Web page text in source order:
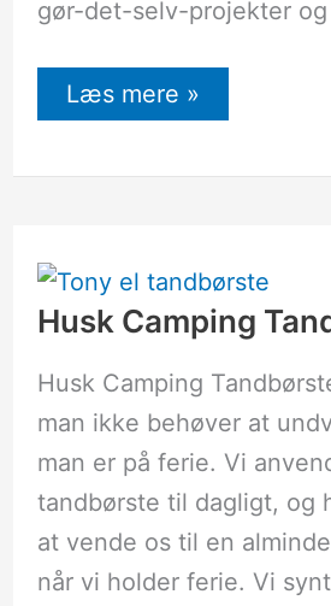
gør-det-selv-projekter
Læs mere »
Husk Camping
Husk Camping
man ikke behøver at
man er på ferie. Vi
tandbørste til dagligt, og
at vende os til en
når vi holder ferie. Vi
Tandbørsten